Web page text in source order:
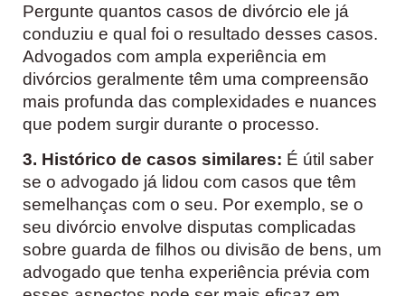
Pergunte quantos casos de divórcio ele já
conduziu e qual foi o resultado desses casos.
Advogados com ampla experiência em
divórcios geralmente têm uma compreensão
mais profunda das complexidades e nuances
que podem surgir durante o processo.
3. Histórico de casos similares: É útil saber
se o advogado já lidou com casos que têm
semelhanças com o seu. Por exemplo, se o
seu divórcio envolve disputas complicadas
sobre guarda de filhos ou divisão de bens, um
advogado que tenha experiência prévia com